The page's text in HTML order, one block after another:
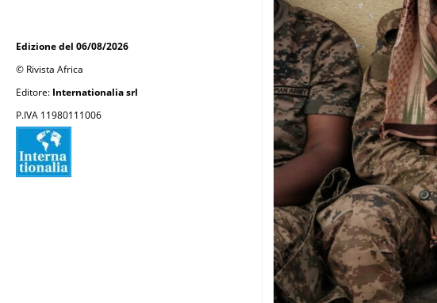
Edizione del 06/08/2026
© Rivista Africa
Editore: Internationalia srl
P.IVA 11980111006